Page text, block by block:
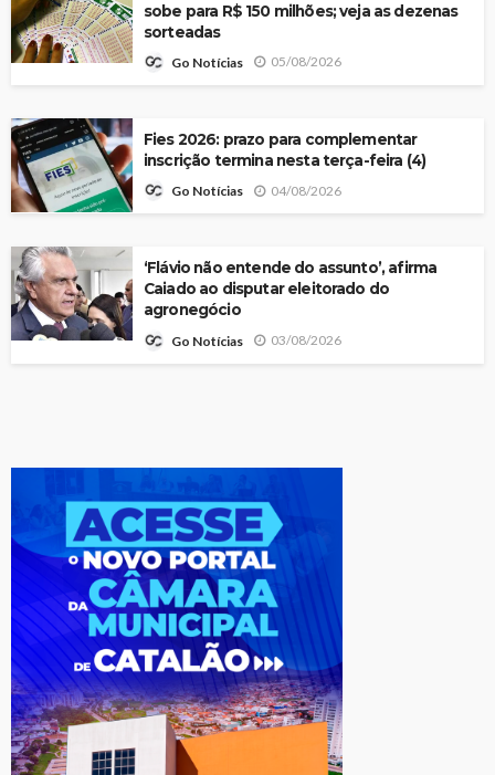
sobe para R$ 150 milhões; veja as dezenas
sorteadas
Go Notícias 05/08/2026
Fies 2026: prazo para complementar
inscrição termina nesta terça-feira (4)
Go Notícias 04/08/2026
‘Flávio não entende do assunto’, afirma
Caiado ao disputar eleitorado do
agronegócio
Go Notícias 03/08/2026